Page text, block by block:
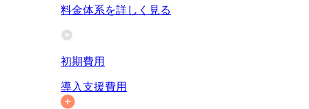
料金体系を詳しく見る
初期費用
導入支援費用